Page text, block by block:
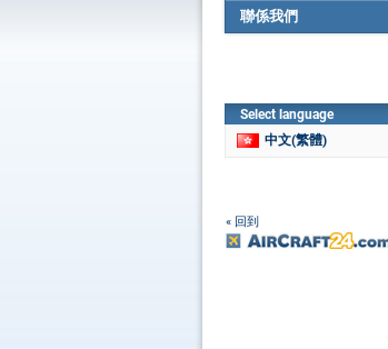
聯係我們
Select language
中文(繁體)
« 回到